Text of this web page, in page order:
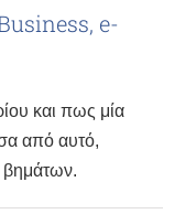
e-
και πως μία
από αυτό,
βημάτων.